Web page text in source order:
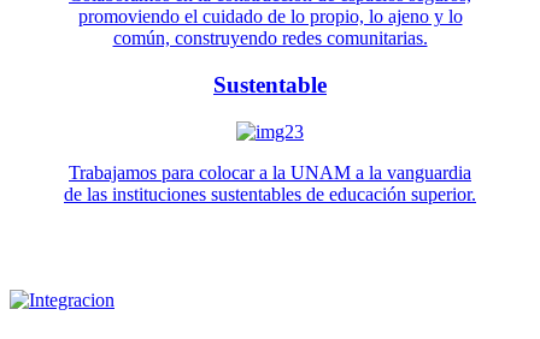
promoviendo el cuidado de lo propio, lo ajeno y lo
común, construyendo redes comunitarias.
Sustentable
Trabajamos para colocar a la UNAM a la vanguardia
de las instituciones sustentables de educación superior.